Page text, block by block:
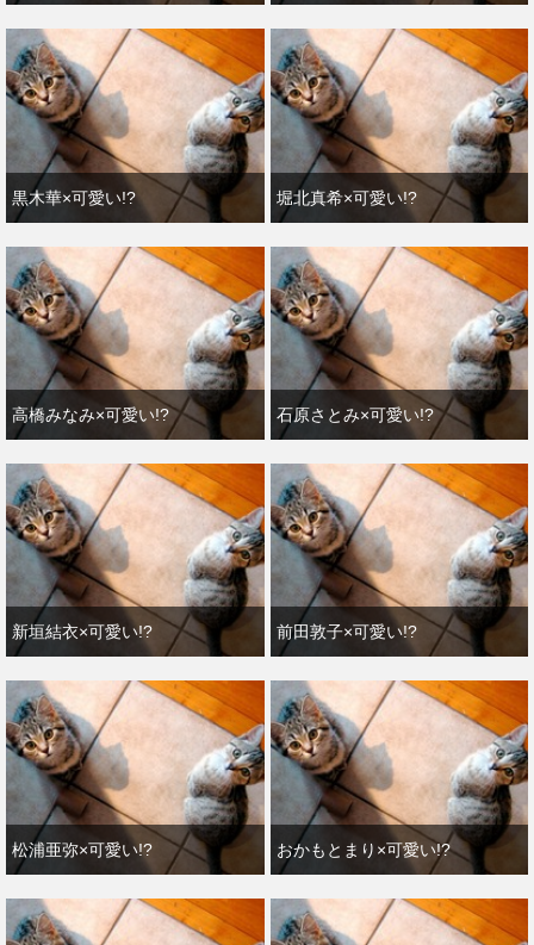
黒木華×可愛い!? 堀北真希×可愛い!?
高橋みなみ×可愛い!? 石原さとみ×可愛い!?
新垣結衣×可愛い!? 前田敦子×可愛い!?
松浦亜弥×可愛い!? おかもとまり×可愛い!?